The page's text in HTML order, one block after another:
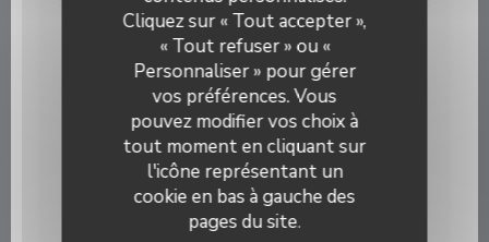
Cliquez sur « Tout accepter »,
« Tout refuser » ou «
Personnaliser » pour gérer
vos préférences. Vous
pouvez modifier vos choix à
tout moment en cliquant sur
l'icône représentant un
cookie en bas à gauche des
pages du site.
Double steak dans le burger
+ 6,50 €
Araignée de cochon
En persillade, et son écrasé de pommes de terre
18,90 EUR
Magret de canard entier